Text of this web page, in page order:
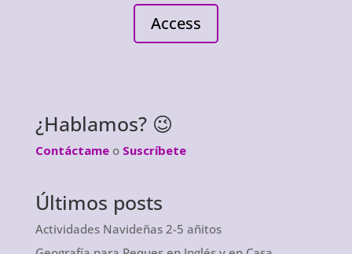
Access
¿Hablamos? 😉
Contáctameo Suscríbete
Últimos posts
Actividades Navideñas 2-5 añitos